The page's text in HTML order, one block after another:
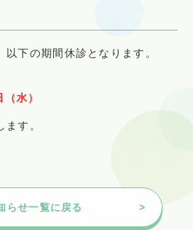
下の期間休診となります。
水）
す。
らせ一覧に戻る